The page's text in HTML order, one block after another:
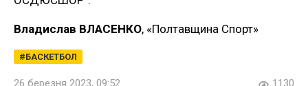
Владислав ВЛАСЕНКО, «Полтавщина Спорт»
БАСКЕТБОЛ
26 березня 2023, 09:52 1130